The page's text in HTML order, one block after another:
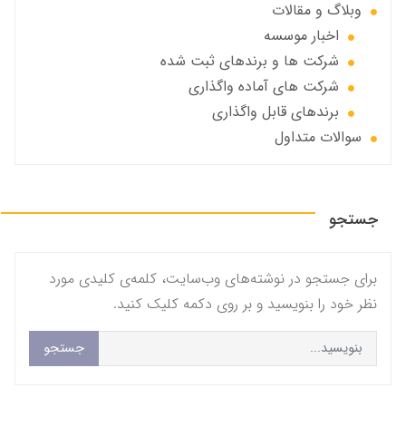
وبلاگ و مقالات
اخبار موسسه
شرکت ها و برندهای ثبت شده
شرکت های آماده واگذاری
برندهای قابل واگذاری
سوالات متداول
جستجو
برای جستجو در نوشته‌های وب‌سایت، کلمه‌ی کلیدی مورد
نظر خود را بنویسید و بر روی دکمه کلیک کنید.
جستجو